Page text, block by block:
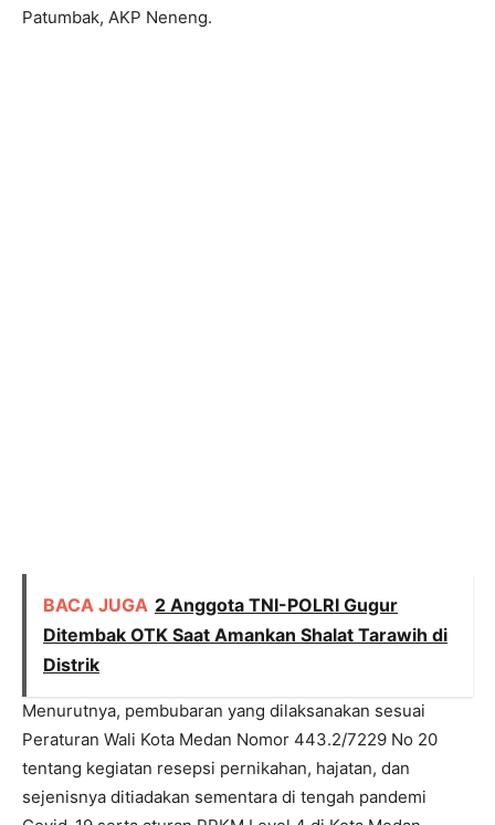
Patumbak, AKP Neneng.
BACA JUGA 2 Anggota TNI-POLRI Gugur
Ditembak OTK Saat Amankan Shalat Tarawih di
Distrik
Menurutnya, pembubaran yang dilaksanakan sesuai
Peraturan Wali Kota Medan Nomor 443.2/7229 No 20
tentang kegiatan resepsi pernikahan, hajatan, dan
sejenisnya ditiadakan sementara di tengah pandemi